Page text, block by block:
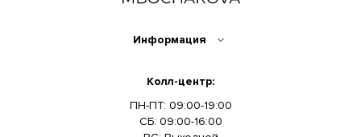
Информация
Колл-центр:
ПН-ПТ: 09:00-19:00
СБ: 09:00-16:00